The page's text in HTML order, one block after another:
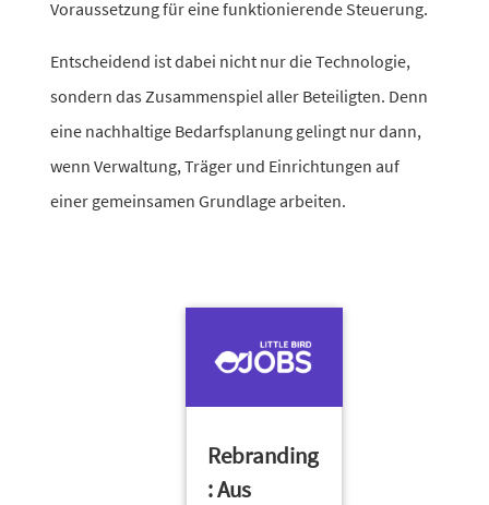
Voraussetzung für eine funk­tio­nie­rende Steuerung.
Entscheidend ist dabei nicht nur die Technologie,
sondern das Zusammenspiel aller Beteiligten. Denn
eine nach­hal­tige Bedarfsplanung gelingt nur dann,
wenn Verwaltung, Träger und Einrichtungen auf
einer gemein­samen Grundlage arbeiten.
Rebranding
: Aus